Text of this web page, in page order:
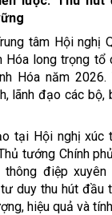
tâm Hội nghị
Hóa long trọng
Hóa năm 2026.
lãnh đạo các bộ,
tại Hội nghị xúc
tướng Chính
điệp xuyên
duy thu hút
hiệu quả và